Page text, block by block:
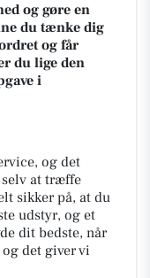
og gøre en
du tænke dig
og får
du lige den
i
og det
at træffe
sikker på, at du
udstyr, og et
dit bedste, når
det giver vi